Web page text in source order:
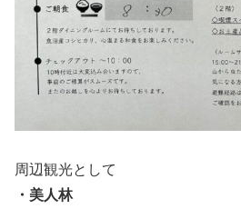
周辺観光として
・美人林